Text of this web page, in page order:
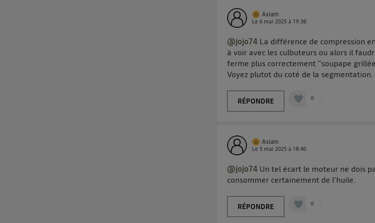
Axiam
Le6 mai 2025 à 19:38
@jojo74 La différence de compression
à voir avec les culbuteurs ou alors il
ferme plus correctement "soupape
Voyez plutot du coté de la segmentation.
RÉPONDRE 0
Axiam
Le 5 mai 2025 à 18:40
@jojo74 Un tel écart le moteur ne dois
consommer certainement de l'huile.
RÉPONDRE 0